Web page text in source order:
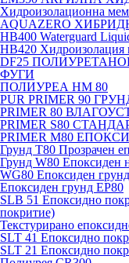
Хидроизолационна
AQUAZERO
HB400 Waterguard
HB420 Хидроизолация
DF25
ФУГИ
ПОЛИУРЕА HM 80
PUR PRIMER 90
PRIMER 80
PRIMER S80
PRIMER M80
Грунд Т80 Прозрачен
Грунд W80 Епоксиден
WG80 Епоксиден
Епоксиден грунд EP80
SLB 51 Епоксидно
покритие)
Текстурирано
SLT 41 Епоксидно
SLT 21 Епоксидно